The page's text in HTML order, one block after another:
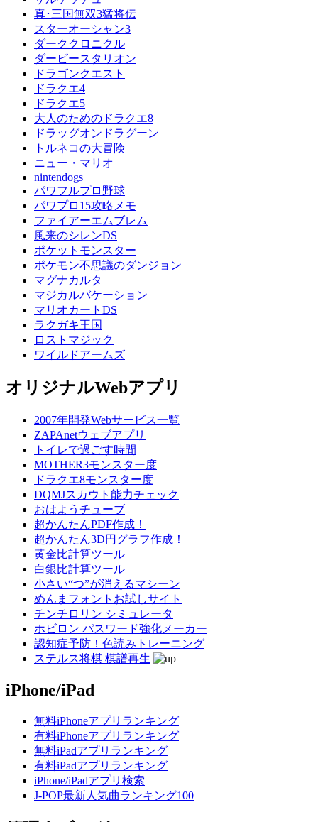
真･三国無双3猛将伝
スターオーシャン3
ダーククロニクル
ダービースタリオン
ドラゴンクエスト
ドラクエ4
ドラクエ5
大人のためのドラクエ8
ドラッグオンドラグーン
トルネコの大冒険
ニュー・マリオ
nintendogs
パワフルプロ野球
パワプロ15攻略メモ
ファイアーエムブレム
風来のシレンDS
ポケットモンスター
ポケモン不思議のダンジョン
マグナカルタ
マジカルバケーション
マリオカートDS
ラクガキ王国
ロストマジック
ワイルドアームズ
オリジナルWebアプリ
2007年開発Webサービス一覧
ZAPAnetウェブアプリ
トイレで過ごす時間
MOTHER3モンスター度
ドラクエ8モンスター度
DQMJスカウト能力チェック
おはようチューブ
超かんたんPDF作成！
超かんたん3D円グラフ作成！
黄金比計算ツール
白銀比計算ツール
小さい“つ”が消えるマシーン
めんまフォントお試しサイト
チンチロリン シミュレータ
ホビロン パスワード強化メーカー
認知症予防！色読みトレーニング
ステルス将棋 棋譜再生
iPhone/iPad
無料iPhoneアプリランキング
有料iPhoneアプリランキング
無料iPadアプリランキング
有料iPadアプリランキング
iPhone/iPadアプリ検索
J-POP最新人気曲ランキング100